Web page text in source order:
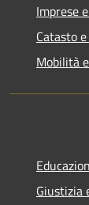
Imprese
Catasto
Mobilità
Giustizia